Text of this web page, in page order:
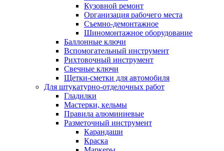
Кузовной ремонт
Организация рабочего места
Съемно-демонтажное
Шиномонтажное оборудование
Баллонные ключи
Вспомогательный инструмент
Рихтовочный инструмент
Свечные ключи
Щетки-сметки для автомобиля
Для штукатурно-отделочных работ
Гладилки
Мастерки, кельмы
Правила алюминиевые
Разметочный инструмент
Карандаши
Краска